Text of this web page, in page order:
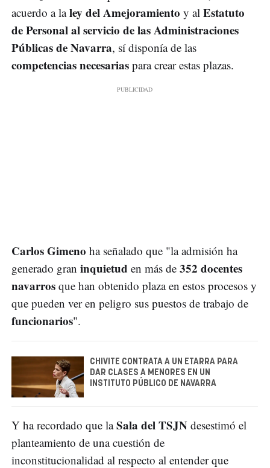
acuerdo a laley del Amejoramiento y al Estatuto
de Personal al servicio de las Administraciones
Públicas de Navarra, sí disponía de las
competencias necesarias para crear estas plazas.
Carlos Gimeno ha señalado que "la admisión ha
generado gran inquietud en más de 352 docentes
navarros que han obtenido plaza en estos procesos y
que pueden ver en peligro sus puestos de trabajo de
funcionarios".
CHIVITE CONTRATA A UN ETARRA PARA
DAR CLASES A MENORES EN UN
INSTITUTO PÚBLICO DE NAVARRA
Y ha recordado que laSala del TSJN desestimó el
planteamiento de una cuestión de
inconstitucionalidad al respecto al entender que